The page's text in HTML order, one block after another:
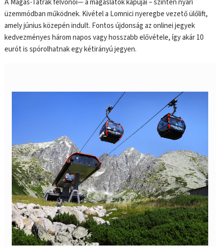
A Magas-Tatrák felvonói— a magaslatok kapujai – szintén nyári
üzemmódban működnek. Kivétel a Lomnici nyeregbe vezető ülőlift,
amely június közepén indult. Fontos újdonság az onlinei jegyek
kedvezményes három napos vagy hosszabb elővétele, így akár 10
eurót is spórolhatnak egy kétirányú jegyen.